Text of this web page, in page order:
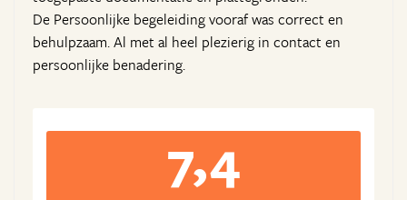
De Persoonlijke begeleiding vooraf was correct en
behulpzaam. Al met al heel plezierig in contact en
persoonlijke benadering.
7,4